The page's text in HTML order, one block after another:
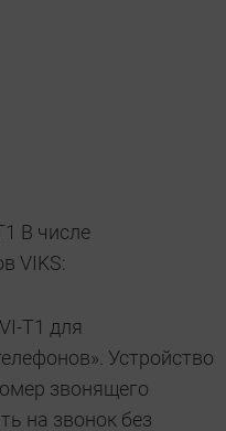
В числе
VIKS:
T1 для
Устройство
звонящего
на звонок без